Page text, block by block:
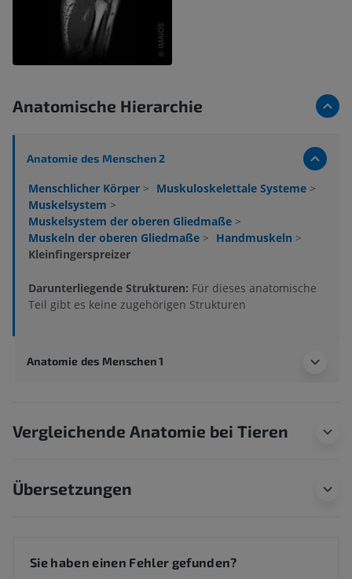
Anatomische Hierarchie
Anatomie des Menschen 2
Menschlicher Körper > Muskuloskelettale Systeme >
Muskelsystem >
Muskelsystem der oberen Gliedmaße >
Muskeln der oberen Gliedmaße > Handmuskeln >
Kleinfingerspreizer
Darunterliegende Strukturen: Für dieses anatomische
Teil gibt es keine zugehörigen Strukturen
Anatomie des Menschen 1
Vergleichende Anatomie bei Tieren
Übersetzungen
Sie haben einen Fehler gefunden?